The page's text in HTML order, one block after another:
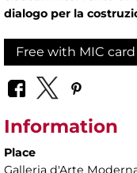
dialogo per la
Free with MIC card
Information
Place
Galleria d'Arte